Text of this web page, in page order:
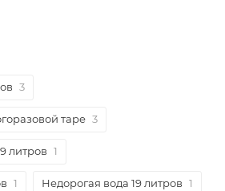
3
таре 3
литров 1
1 Недорогая вода 19 литров 1